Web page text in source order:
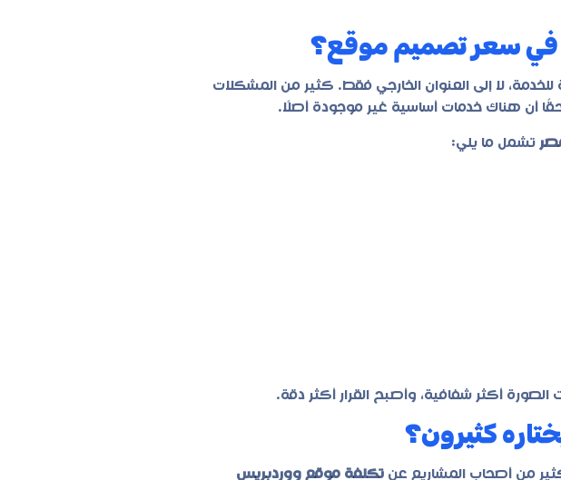
في سعر تصميم موقع؟
للخدمة، لا إلى العنوان الخارجي فقط. كثير من المشكلات
أن هناك خدمات أساسية غير موجودة أصلًا.
تشمل ما يلي:
الصورة أكثر شفافية، وأصبح القرار أكثر دقة.
كثيرون؟
من أصحاب المشاريع عن تكلفة موقع ووردبريس